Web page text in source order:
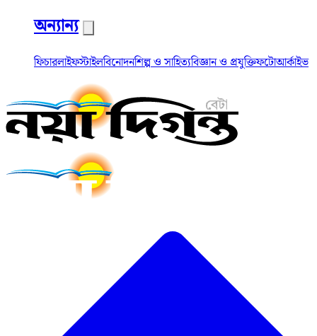
অন্যান্য
ফিচারলাইফস্টাইলবিনোদনশিল্প ও সাহিত্যবিজ্ঞান ও প্রযুক্তিফটোআর্কাইভ